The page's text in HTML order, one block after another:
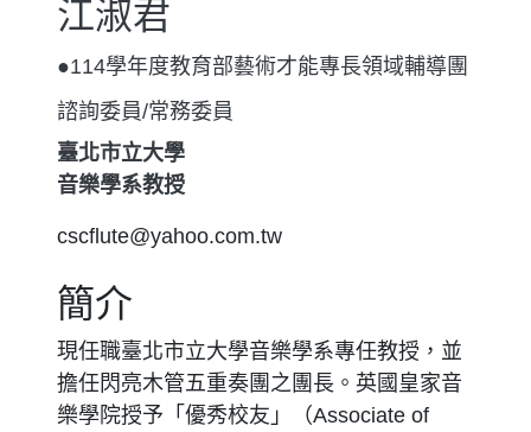
江淑君
●114學年度教育部藝術才能專長領域輔導團
諮詢委員/常務委員
臺北市立大學
音樂學系教授
cscflute@yahoo.com.tw
簡介
現任職臺北市立大學音樂學系專任教授，並
擔任閃亮木管五重奏團之團長。英國皇家音
樂學院授予「優秀校友」（Associate of